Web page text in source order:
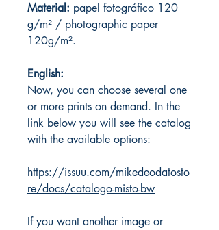
Material: papel fotográfico 120
g/m² / photographic paper
120g/m².
English:
Now, you can choose several one
or more prints on demand. In the
link below you will see the catalog
with the available options:
https://issuu.com/mikedeodatosto
re/docs/catalogo-misto-bw
If you want another image or